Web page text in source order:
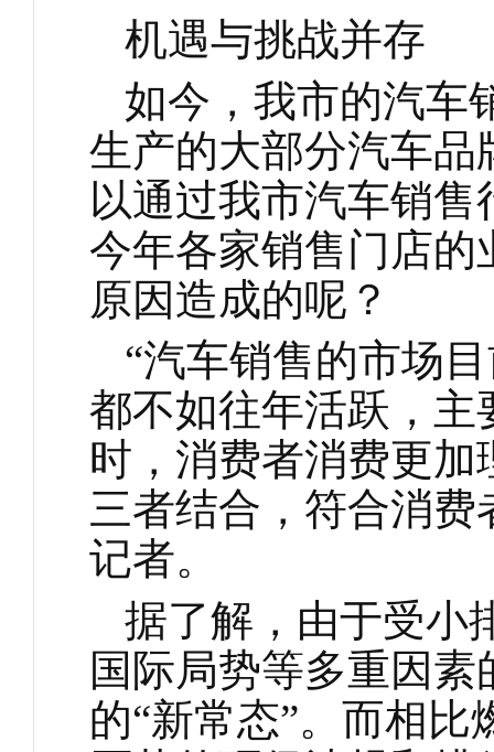
机遇与挑战并存
如今，我市的汽车
生产的大部分汽车
以通过我市汽车销
今年各家销售门店
原因造成的呢？
“汽车销售的市场
都不如往年活跃，
时，消费者消费更
三者结合，符合消
记者。
据了解，由于受小
国际局势等多重因
的“新常态”。而相